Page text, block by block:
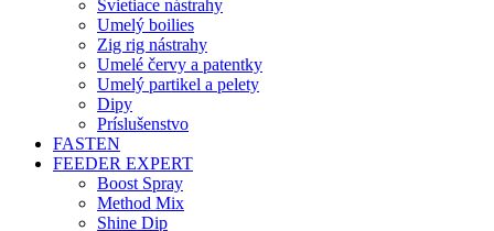
Svietiace nástrahy
Umelý boilies
Zig rig nástrahy
Umelé červy a patentky
Umelý partikel a pelety
Dipy
Príslušenstvo
FASTEN
FEEDER EXPERT
Boost Spray
Method Mix
Shine Dip